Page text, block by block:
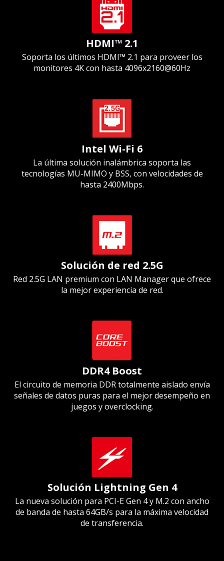
HDMI™ 2.1
Soporta los últimos HDMI™ 2.1 para proveer los
monitores 4K con hasta 4096x2160@60Hz
Intel Wi-Fi 6
La última solución inalámbrica soporta las
tecnologías MU-MIMO y BSS, con velocidades de
hasta 2400Mbps.
Solución de red 2.5G
Red 2.5G LAN premium con LAN Manager que ofrece
la mejor experiencia de red.
DDR4 Boost
El circuito de memoria DDR totalmente aislado envía
señales de datos puras para el mejor desempeño en
juegos y overclocking.
Solución Lightning Gen 4
La nueva solución para PCI-E Gen 4 y M.2 con ancho
de banda de hasta 64GB/s para la máxima velocidad
de transferencia.